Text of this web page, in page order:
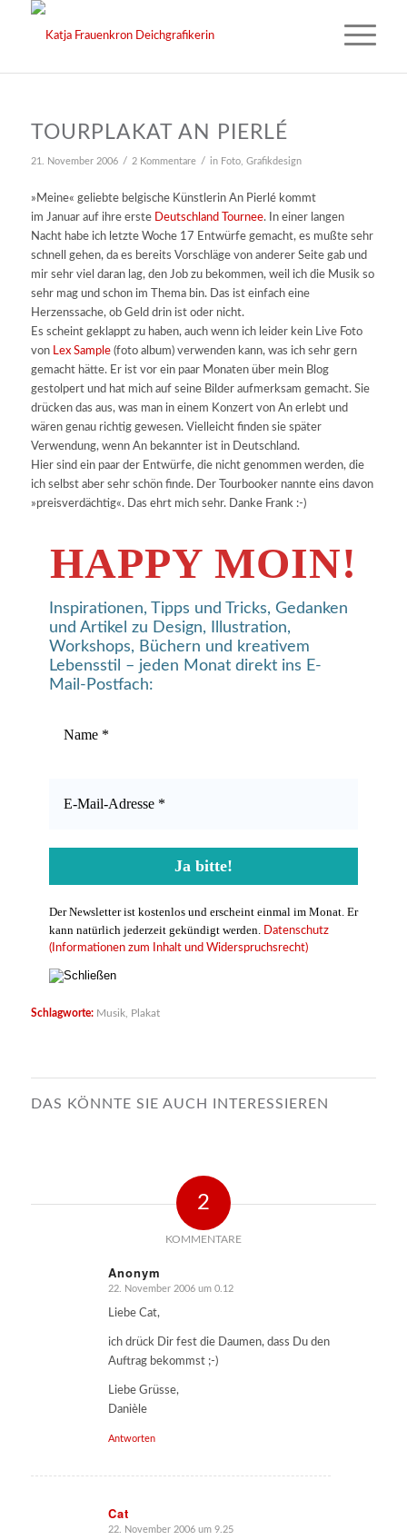
TOURPLAKAT AN PIERLÉ
21. November 2006 / 2 Kommentare / in Foto, Grafikdesign
»Meine« geliebte belgische Künstlerin An Pierlé kommt
im Januar auf ihre erste Deutschland Tournee. In einer langen
Nacht habe ich letzte Woche 17 Entwürfe gemacht, es mußte sehr
schnell gehen, da es bereits Vorschläge von anderer Seite gab und
mir sehr viel daran lag, den Job zu bekommen, weil ich die Musik so
sehr mag und schon im Thema bin. Das ist einfach eine
Herzenssache, ob Geld drin ist oder nicht.
Es scheint geklappt zu haben, auch wenn ich leider kein Live Foto
von Lex Sample(foto album) verwenden kann, was ich sehr gern
gemacht hätte. Er ist vor ein paar Monaten über mein Blog
gestolpert und hat mich auf seine Bilder aufmerksam gemacht. Sie
drücken das aus, was man in einem Konzert von An erlebt und
wären genau richtig gewesen. Vielleicht finden sie später
Verwendung, wenn An bekannter ist in Deutschland.
Hier sind ein paar der Entwürfe, die nicht genommen werden, die
ich selbst aber sehr schön finde. Der Tourbooker nannte eins davon
»preisverdächtig«. Das ehrt mich sehr. Danke Frank :-)
HAPPY MOIN!
Inspirationen, Tipps und Tricks, Gedanken
und Artikel zu Design, Illustration,
Workshops, Büchern und kreativem
Lebensstil – jeden Monat direkt ins E-
Mail-Postfach:
Der Newsletter ist kostenlos und erscheint einmal im Monat. Er
kann natürlich jederzeit gekündigt werden.
Datenschutz
(Informationen zum Inhalt und Widerspruchsrecht)
Schlagworte: Musik, Plakat
DAS KÖNNTE SIE AUCH INTERESSIEREN
2
KOMMENTARE
Anonym
sagte:
22. November 2006 um 0.12
Liebe Cat,
ich drück Dir fest die Daumen, dass Du den
Auftrag bekommst ;-)
Liebe Grüsse,
Danièle
Antworten
Cat
sagte:
22. November 2006 um 9.25